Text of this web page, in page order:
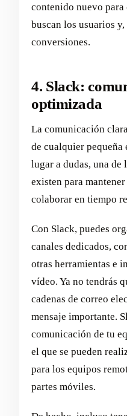
contenido nuevo para
buscan los usuarios
conversiones.
4. Slack:
optimizada
La comunicación
de cualquier pequeña
lugar a dudas, una de
existen para
colaborar en tiempo
Con Slack, puedes
canales dedicados,
otras herramientas e
vídeo. Ya no tendrás
cadenas de correo
mensaje importante.
comunicación de tu
el que se pueden
para los equipos
partes móviles.